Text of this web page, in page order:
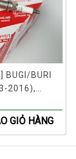
BUGI/BURI
2016),
-
GIỎ HÀNG